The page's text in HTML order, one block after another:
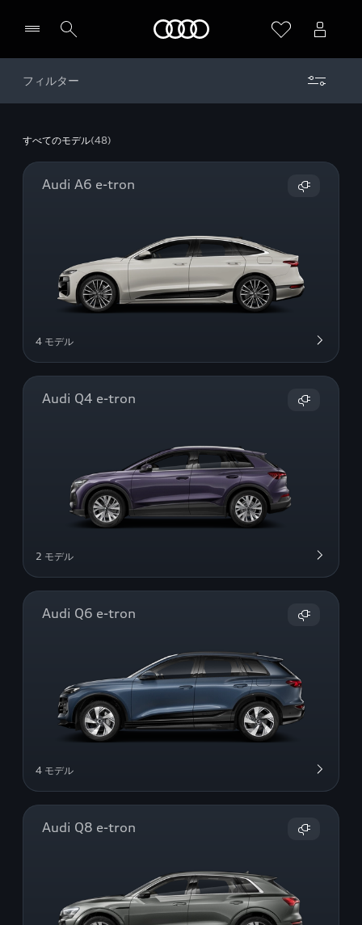
フィルター
すべてのモデル(48)
Audi A6 e-tron
4 モデル
Audi Q4 e-tron
2 モデル
Audi Q6 e-tron
4 モデル
Audi Q8 e-tron